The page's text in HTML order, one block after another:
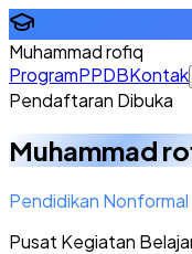
Muhammad rofiq
ProgramPPDBKontak
Pendaftaran Dibuka
Muhammad
Pendidikan
Pusat Kegiatan